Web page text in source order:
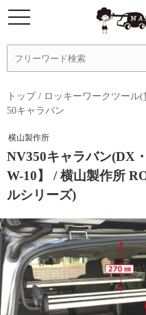
トップ/ ロッキーワークツール
50キャラバン
横山製作所
NV350キャラバン(DX
W-10】 / 横山製作所
ルシリーズ)